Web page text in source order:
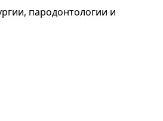
пародонтологии и